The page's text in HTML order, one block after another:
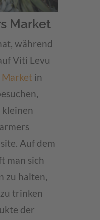
Market
während
Viti Levu
Market in
Auf dem
man sich
zu halten,
trinken
der